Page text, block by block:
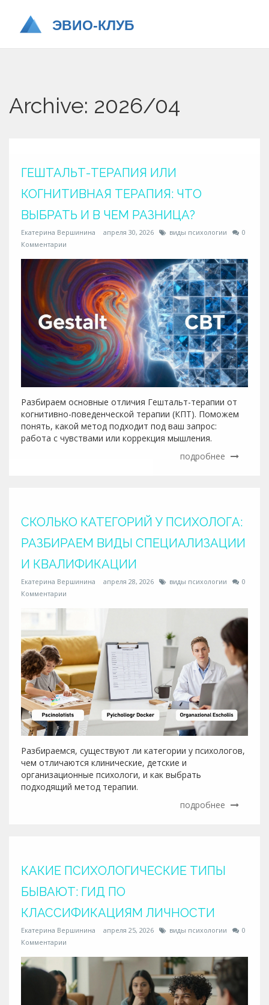
Archive: 2026/04
ГЕШТАЛЬТ-ТЕРАПИЯ ИЛИ
КОГНИТИВНАЯ ТЕРАПИЯ: ЧТО
ВЫБРАТЬ И В ЧЕМ РАЗНИЦА?
Екатерина Вершинина апреля 30, 2026 виды психологии
0
Комментарии
Разбираем основные отличия Гештальт-терапии от
когнитивно-поведенческой терапии (КПТ). Поможем
понять, какой метод подходит под ваш запрос:
работа с чувствами или коррекция мышления.
подробнее
СКОЛЬКО КАТЕГОРИЙ У ПСИХОЛОГА:
РАЗБИРАЕМ ВИДЫ СПЕЦИАЛИЗАЦИИ
И КВАЛИФИКАЦИИ
Екатерина Вершинина апреля 28, 2026 виды психологии
0
Комментарии
Разбираемся, существуют ли категории у психологов,
чем отличаются клинические, детские и
организационные психологи, и как выбрать
подходящий метод терапии.
подробнее
КАКИЕ ПСИХОЛОГИЧЕСКИЕ ТИПЫ
БЫВАЮТ: ГИД ПО
КЛАССИФИКАЦИЯМ ЛИЧНОСТИ
Екатерина Вершинина апреля 25, 2026 виды психологии
0
Комментарии